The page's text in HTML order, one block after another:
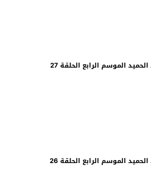
الموسم الرابع الحلقة 27
الموسم الرابع الحلقة 26